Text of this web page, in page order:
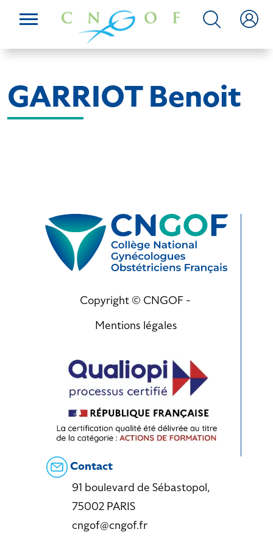
GARRIOT Benoit
Copyright © CNGOF -
Mentions légales
Contact
91 boulevard de Sébastopol,
75002 PARIS
cngof@cngof.fr